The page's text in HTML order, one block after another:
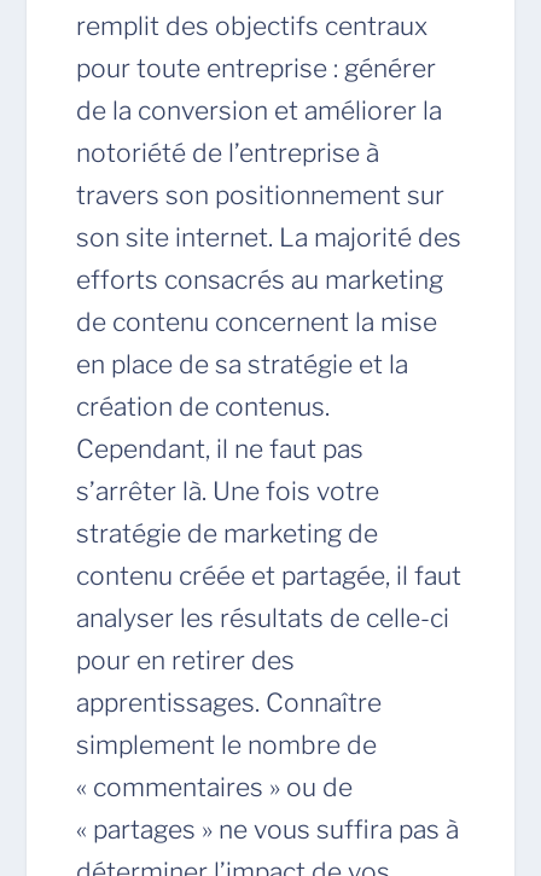
remplit des objectifs centraux
pour toute entreprise : générer
de la conversion et améliorer la
notoriété de l’entreprise à
travers son positionnement sur
son site internet. La majorité des
efforts consacrés au marketing
de contenu concernent la mise
en place de sa stratégie et la
création de contenus.
Cependant, il ne faut pas
s’arrêter là. Une fois votre
stratégie de marketing de
contenu créée et partagée, il faut
analyser les résultats de celle-ci
pour en retirer des
apprentissages. Connaître
simplement le nombre de
« commentaires » ou de
« partages » ne vous suffira pas à